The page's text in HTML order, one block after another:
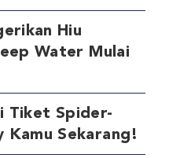
Hiu
Water Mulai
Tiket Spider-
Kamu Sekarang!